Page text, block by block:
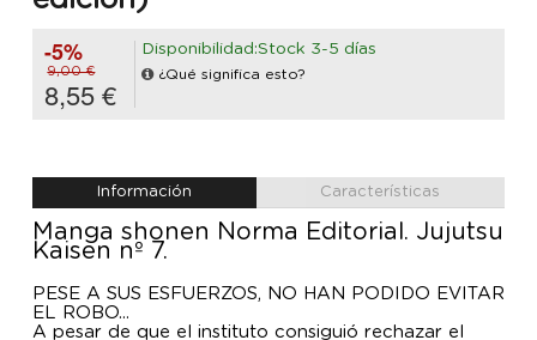
-5%
9,00 €
8,55 €
Disponibilidad:Stock 3-5 días
¿Qué significa esto?
Información Características
Manga shonen Norma Editorial. Jujutsu
Kaisen nº 7.
PESE A SUS ESFUERZOS, NO HAN PODIDO EVITAR
EL ROBO...
A pesar de que el instituto consiguió rechazar el